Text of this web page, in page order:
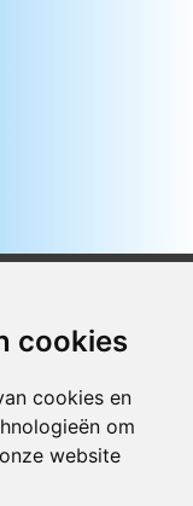
cookies
cookies en
om
website